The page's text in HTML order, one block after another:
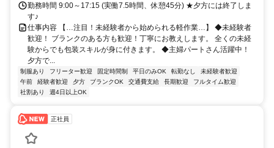
勤務時間 9:00～17:15 (実働7.5時間、休憩45分) ★夕方には終了しま
す♪
仕事内容 【…注目！未経験者から始められる軽作業…】 ◆未経験者
歓迎！ ブランクのある方も歓迎！丁寧にお教えします。 全くの未経
験からでも包装スキルが身に付きます。 ◆主婦パートさん活躍中！
夕方で...
制服あり フリーター歓迎 固定時間制 平日のみOK 転勤なし
未経験者歓迎
午前
経験者歓迎 夕方 ブランクOK 交通費支給 長期歓迎
フルタイム歓迎
社割あり
週4日以上OK
正社員